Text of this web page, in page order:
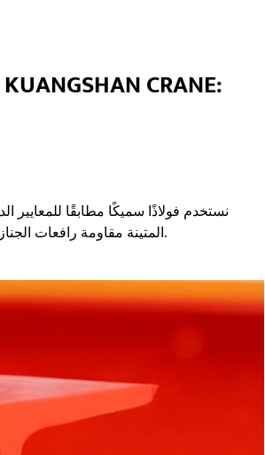
المتينة مقاومة رافعات الجنازير المتحركة الآلية للتشوه، مما يوفر أداءً موثوقًا به لعمليات الأحمال الثقيلة.